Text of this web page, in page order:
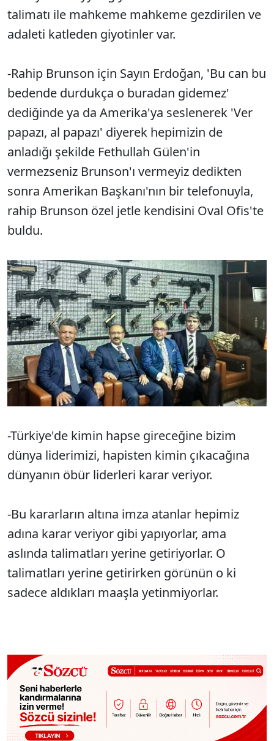
talimatı ile mahkeme mahkeme gezdirilen ve
adaleti katleden giyotinler var.
-Rahip Brunson için Sayın Erdoğan, 'Bu can bu
bedende durdukça o buradan gidemez'
dediğinde ya da Amerika'ya seslenerek 'Ver
papazı, al papazı' diyerek hepimizin de
anladığı şekilde Fethullah Gülen'in
vermezseniz Brunson'ı vermeyiz dedikten
sonra Amerikan Başkanı'nın bir telefonuyla,
rahip Brunson özel jetle kendisini Oval Ofis'te
buldu.
-Türkiye'de kimin hapse gireceğine bizim
dünya liderimizi, hapisten kimin çıkacağına
dünyanın öbür liderleri karar veriyor.
-Bu kararların altına imza atanlar hepimiz
adına karar veriyor gibi yapıyorlar, ama
aslında talimatları yerine getiriyorlar. O
talimatları yerine getirirken görünün o ki
sadece aldıkları maaşla yetinmiyorlar.